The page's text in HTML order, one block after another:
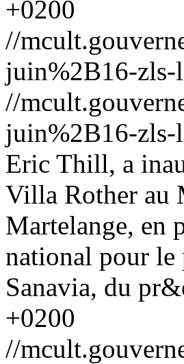
+0200
//
juin%2B16-
//
juin%2B16-
Eric Thill, a
Villa Rother au
Martelange, en
national pour
Sanavia, du
+0200
//